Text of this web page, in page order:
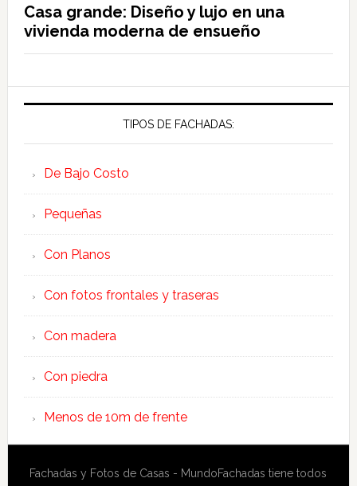
Casa grande: Diseño y lujo en una
vivienda moderna de ensueño
TIPOS DE FACHADAS:
De Bajo Costo
Pequeñas
Con Planos
Con fotos frontales y traseras
Con madera
Con piedra
Menos de 10m de frente
Fachadas y Fotos de Casas - MundoFachadas tiene todos